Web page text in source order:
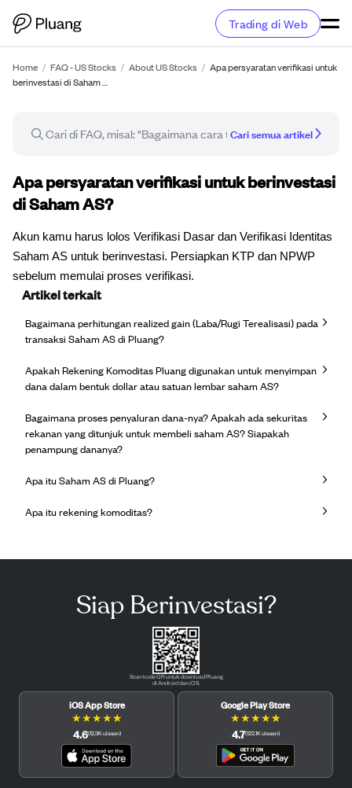
Trading di Web
Home / FAQ - US Stocks / About US Stocks / Apa persyaratan verifikasi untuk
berinvestasi di Saham …
Cari semua artikel
Artikel FAQ
Apa persyaratan verifikasi untuk berinvestasi
di Saham AS?
Akun kamu harus lolos Verifikasi Dasar dan Verifikasi Identitas
Saham AS untuk berinvestasi. Persiapkan KTP dan NPWP
sebelum memulai proses verifikasi.
Artikel terkait
Bagaimana perhitungan realized gain (Laba/Rugi Terealisasi) pada
transaksi Saham AS di Pluang?
Apakah Rekening Komoditas Pluang digunakan untuk menyimpan
dana dalam bentuk dollar atau satuan lembar saham AS?
Bagaimana proses penyaluran dana-nya? Apakah ada sekuritas
rekanan yang ditunjuk untuk membeli saham AS? Siapakah
penampung dananya?
Apa itu Saham AS di Pluang?
Apa itu rekening komoditas?
Siap Berinvestasi?
Scan kode QR untuk download Pluang
di Android dan iOS.
iOS App Store
★★★★★
4.6(12.3K ulasan)
Google Play Store
★★★★★
4.7(122.1K ulasan)